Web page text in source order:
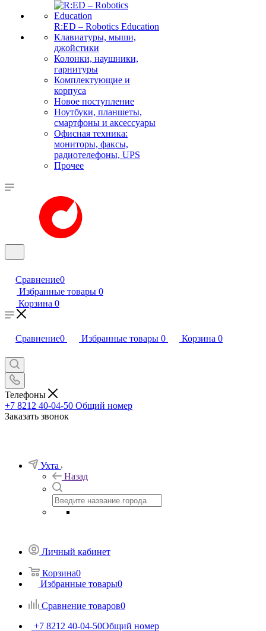
R:ED – Robotics Education
Клавиатуры, мыши,
джойстики
Колонки, наушники,
гарнитуры
Комплектующие и
корпуса
Новое поступление
Ноутбуки, планшеты,
смартфоны и аксессуары
Офисная техника:
мониторы, факсы,
радиотелефоны, UPS
Прочее
Сравнение0
Избранные товары 0
Корзина 0
Сравнение0 Избранные товары 0 Корзина 0
Телефоны
+7 8212 40-04-50 Общий номер
Заказать звонок
Ухта
Назад
Личный кабинет
Корзина0
Избранные товары0
Сравнение товаров0
+7 8212 40-04-50Общий номер